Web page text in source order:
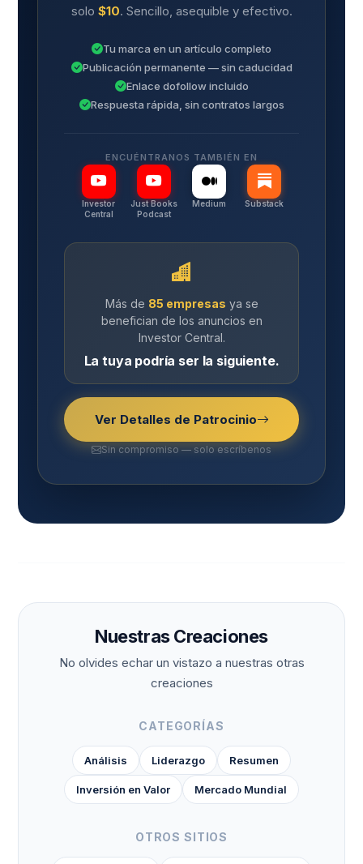
solo $10. Sencillo, asequible y efectivo.
Tu marca en un artículo completo
Publicación permanente — sin caducidad
Enlace dofollow incluido
Respuesta rápida, sin contratos largos
ENCUÉNTRANOS TAMBIÉN EN
Investor
Central
Just Books
Podcast
Medium Substack
Más de 85 empresas ya se
benefician de los anuncios en
Investor Central.
La tuya podría ser la siguiente.
Ver Detalles de Patrocinio
Sin compromiso — solo escríbenos
Nuestras Creaciones
No olvides echar un vistazo a nuestras otras
creaciones
CATEGORÍAS
Análisis Liderazgo Resumen
Inversión en Valor Mercado Mundial
OTROS SITIOS